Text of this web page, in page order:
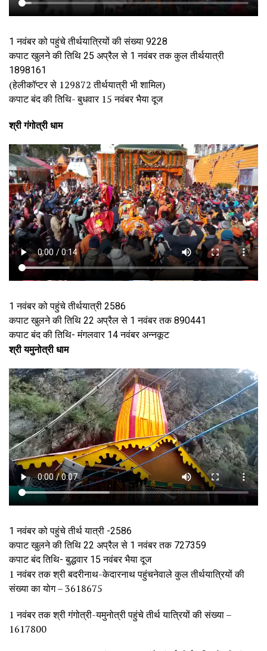
1 नवंबर को पहुंचे तीर्थयात्रियों की संख्या 9228
कपाट खुलने की तिथि 25 अप्रैल से 1 नवंबर तक कुल तीर्थयात्री
1898161
(हेलीकॉप्टर से 129872 तीर्थयात्री भी शामिल)
कपाट बंद की तिथि- बुधवार 15 नवंबर भैया दूज
श्री गंगोत्री धाम
1 नवंबर को पहुंचे तीर्थयात्री 2586
कपाट खुलने की तिथि 22 अप्रैल से 1 नवंबर तक 890441
कपाट बंद की तिथि- मंगलवार 14 नवंबर अन्नकूट
श्री यमुनोत्री धाम
1 नवंबर को पहुंचे तीर्थ यात्री -2586
कपाट खुलने की तिथि 22 अप्रैल से 1 नवंबर तक 727359
कपाट बंद तिथि- बुद्धवार 15 नवंबर भैया दूज
1 नवंबर तक श्री बदरीनाथ-केदारनाथ पहुंचनेवाले कुल तीर्थयात्रियों की
संख्या का योग – 3618675
1 नवंबर तक श्री गंगोत्री-यमुनोत्री पहुंचे तीर्थ यात्रियों की संख्या –
1617800